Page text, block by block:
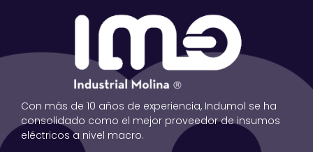
Con más de 10 años de experiencia, Indumol se ha
consolidado como el mejor proveedor de insumos
eléctricos a nivel macro.